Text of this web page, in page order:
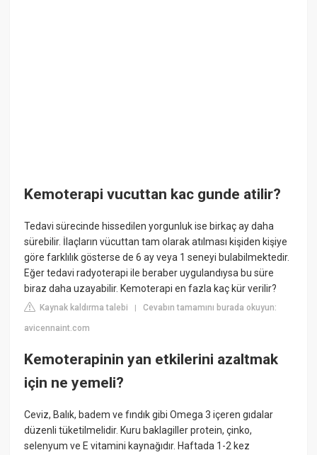
Kemoterapi vucuttan kac gunde atilir?
Tedavi sürecinde hissedilen yorgunluk ise birkaç ay daha
sürebilir. İlaçların vücuttan tam olarak atılması kişiden kişiye
göre farklılık gösterse de 6 ay veya 1 seneyi bulabilmektedir.
Eğer tedavi radyoterapi ile beraber uygulandıysa bu süre
biraz daha uzayabilir. Kemoterapi en fazla kaç kür verilir?
Kaynak kaldırma talebi |Cevabın tamamını burada okuyun:
avicennaint.com
Kemoterapinin yan etkilerini azaltmak
için ne yemeli?
Ceviz, Balık, badem ve fındık gibi Omega 3 içeren gıdalar
düzenli tüketilmelidir. Kuru baklagiller protein, çinko,
selenyum ve E vitamini kaynağıdır. Haftada 1-2 kez